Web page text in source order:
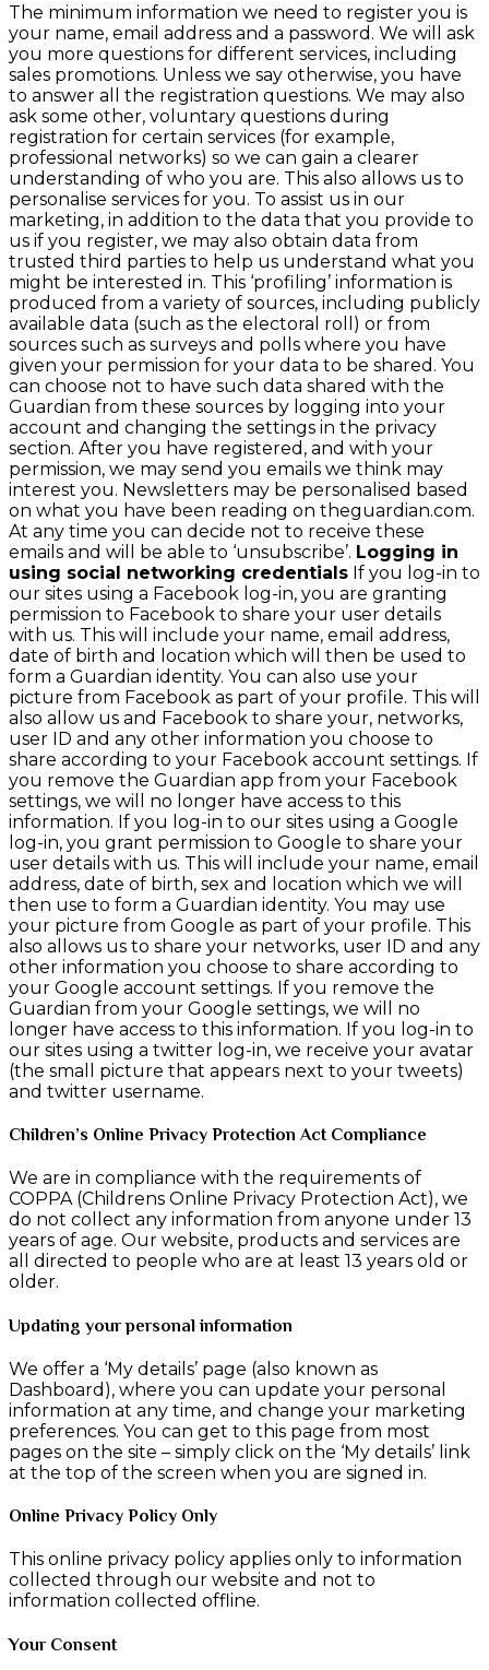
The minimum information we need to register you is
your name, email address and a password. We will ask
you more questions for different services, including
sales promotions. Unless we say otherwise, you have
to answer all the registration questions. We may also
ask some other, voluntary questions during
registration for certain services (for example,
professional networks) so we can gain a clearer
understanding of who you are. This also allows us to
personalise services for you. To assist us in our
marketing, in addition to the data that you provide to
us if you register, we may also obtain data from
trusted third parties to help us understand what you
might be interested in. This ‘profiling’ information is
produced from a variety of sources, including publicly
available data (such as the electoral roll) or from
sources such as surveys and polls where you have
given your permission for your data to be shared. You
can choose not to have such data shared with the
Guardian from these sources by logging into your
account and changing the settings in the privacy
section. After you have registered, and with your
permission, we may send you emails we think may
interest you. Newsletters may be personalised based
on what you have been reading on theguardian.com.
At any time you can decide not to receive these
emails and will be able to ‘unsubscribe’. Logging in
using social networking credentials If you log-in to
our sites using a Facebook log-in, you are granting
permission to Facebook to share your user details
with us. This will include your name, email address,
date of birth and location which will then be used to
form a Guardian identity. You can also use your
picture from Facebook as part of your profile. This will
also allow us and Facebook to share your, networks,
user ID and any other information you choose to
share according to your Facebook account settings. If
you remove the Guardian app from your Facebook
settings, we will no longer have access to this
information. If you log-in to our sites using a Google
log-in, you grant permission to Google to share your
user details with us. This will include your name, email
address, date of birth, sex and location which we will
then use to form a Guardian identity. You may use
your picture from Google as part of your profile. This
also allows us to share your networks, user ID and any
other information you choose to share according to
your Google account settings. If you remove the
Guardian from your Google settings, we will no
longer have access to this information. If you log-in to
our sites using a twitter log-in, we receive your avatar
(the small picture that appears next to your tweets)
and twitter username.
Children’s Online Privacy Protection Act Compliance
We are in compliance with the requirements of
COPPA (Childrens Online Privacy Protection Act), we
do not collect any information from anyone under 13
years of age. Our website, products and services are
all directed to people who are at least 13 years old or
older.
Updating your personal information
We offer a ‘My details’ page (also known as
Dashboard), where you can update your personal
information at any time, and change your marketing
preferences. You can get to this page from most
pages on the site – simply click on the ‘My details’ link
at the top of the screen when you are signed in.
Online Privacy Policy Only
This online privacy policy applies only to information
collected through our website and not to
information collected offline.
Your Consent